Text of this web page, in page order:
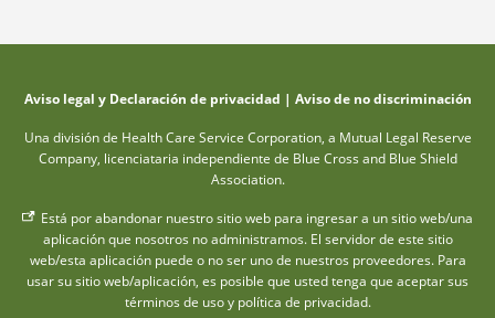
Aviso legal y Declaración de privacidad | Aviso de no discriminación
Una división de Health Care Service Corporation, a Mutual Legal Reserve
Company, licenciataria independiente de Blue Cross and Blue Shield
Association.
Está por abandonar nuestro sitio web para ingresar a un sitio web/una
aplicación que nosotros no administramos. El servidor de este sitio
web/esta aplicación puede o no ser uno de nuestros proveedores. Para
usar su sitio web/aplicación, es posible que usted tenga que aceptar sus
términos de uso y política de privacidad.